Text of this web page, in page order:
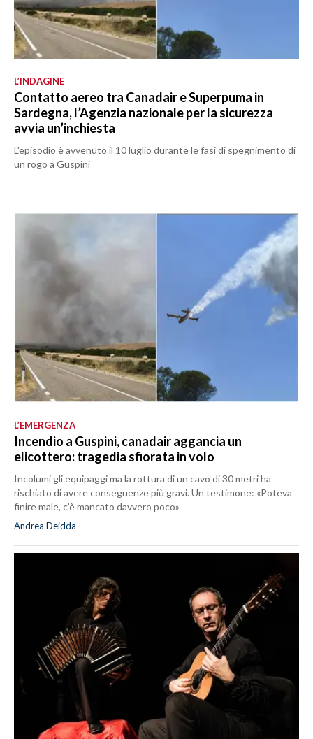
L’INDAGINE
Contatto aereo tra Canadair e Superpuma in
Sardegna, l’Agenzia nazionale per la sicurezza
avvia un’inchiesta
L'episodio è avvenuto il 10 luglio durante le fasi di spegnimento di
un rogo a Guspini
L’EMERGENZA
Incendio a Guspini, canadair aggancia un
elicottero: tragedia sfiorata in volo
Incolumi gli equipaggi ma la rottura di un cavo di 30 metri ha
rischiato di avere conseguenze più gravi. Un testimone: «Poteva
finire male, c’è mancato davvero poco»
Andrea Deidda